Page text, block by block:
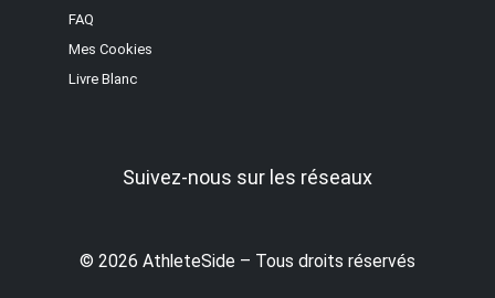
FAQ
Mes Cookies
Livre Blanc
Suivez-nous sur les réseaux
© 2026 AthleteSide – Tous droits réservés